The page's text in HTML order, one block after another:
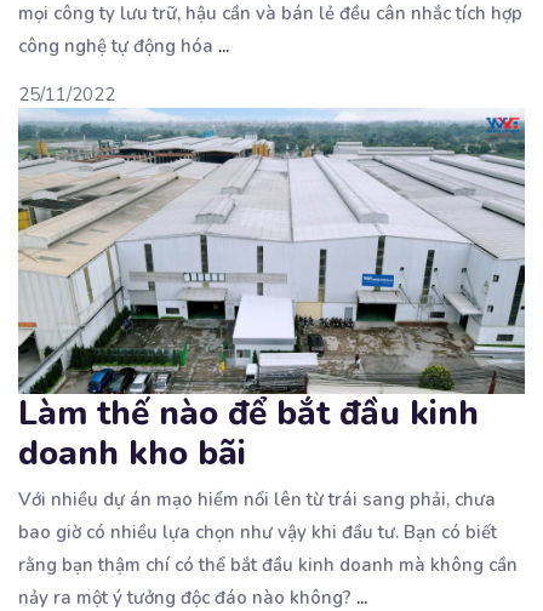
mọi công ty lưu trữ, hậu cần và bán lẻ đều cân nhắc tích hợp
công nghệ tự động hóa ...
25/11/2022
Làm thế nào để bắt đầu kinh
doanh kho bãi
Với nhiều dự án mạo hiểm nổi lên từ trái sang phải, chưa
bao giờ có nhiều lựa chọn như vậy khi đầu tư. Bạn có biết
rằng bạn thậm chí có thể bắt đầu kinh doanh mà không cần
nảy ra một ý tưởng độc đáo nào không? ...